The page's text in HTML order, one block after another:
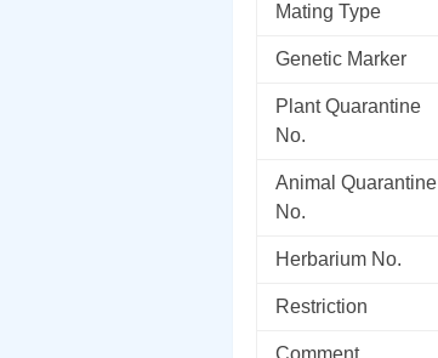
Mating Type
Genetic Marker
Plant Quarantine
No.
Animal Quarantine
No.
Herbarium No.
Restriction
Comment